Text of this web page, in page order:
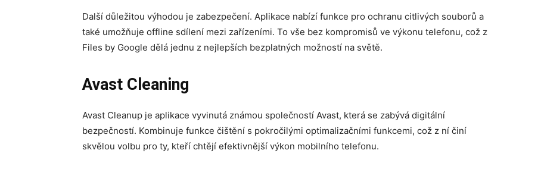
Další důležitou výhodou je zabezpečení. Aplikace nabízí funkce pro ochranu citlivých souborů a
také umožňuje offline sdílení mezi zařízeními. To vše bez kompromisů ve výkonu telefonu, což z
Files by Google dělá jednu z nejlepších bezplatných možností na světě.
Avast Cleaning
Avast Cleanup je aplikace vyvinutá známou společností Avast, která se zabývá digitální
bezpečností. Kombinuje funkce čištění s pokročilými optimalizačními funkcemi, což z ní činí
skvělou volbu pro ty, kteří chtějí efektivnější výkon mobilního telefonu.